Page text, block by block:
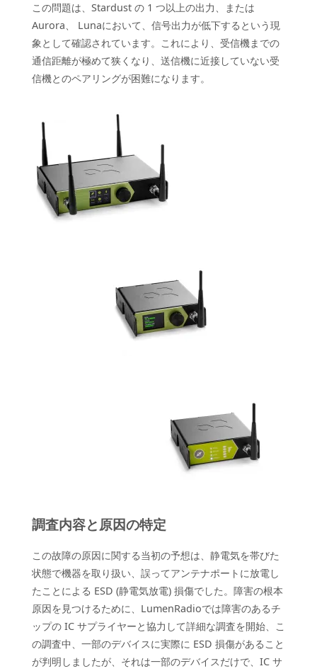
この問題は、Stardust の 1 つ以上の出力、または
Aurora、 Lunaにおいて、信号出力が低下するという現
象として確認されています。これにより、受信機までの
通信距離が極めて狭くなり、送信機に近接していない受
信機とのペアリングが困難になります。
調査内容と原因の特定
この故障の原因に関する当初の予想は、静電気を帯びた
状態で機器を取り扱い、誤ってアンテナポートに放電し
たことによる ESD (静電気放電) 損傷でした。障害の根本
原因を見つけるために、LumenRadioでは障害のあるチ
ップの IC サプライヤーと協力して詳細な調査を開始、こ
の調査中、一部のデバイスに実際に ESD 損傷があること
が判明しましたが、それは一部のデバイスだけで、IC サ